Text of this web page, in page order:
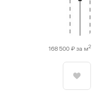
168 500 ₽ за м2